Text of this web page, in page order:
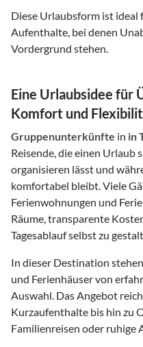
Diese Urlaubsform ist ideal
Aufenthalte, bei denen
Vordergrund stehen.
Eine Urlaubsidee für
Komfort und
Gruppenunterkünfte in in
Reisende, die einen Urlaub
organisieren lässt und
komfortabel bleibt. Viele
Ferienwohnungen und
Räume, transparente
Tagesablauf selbst zu
In dieser Destination stehen
und Ferienhäuser von
Auswahl. Das Angebot
Kurzaufenthalte bis hin zu
Familienreisen oder ruhige